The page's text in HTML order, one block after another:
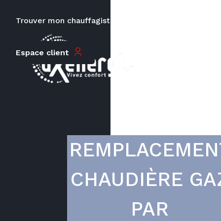
Trouver mon chauffagiste
Espace client
CHAUDIÈRE
PAR